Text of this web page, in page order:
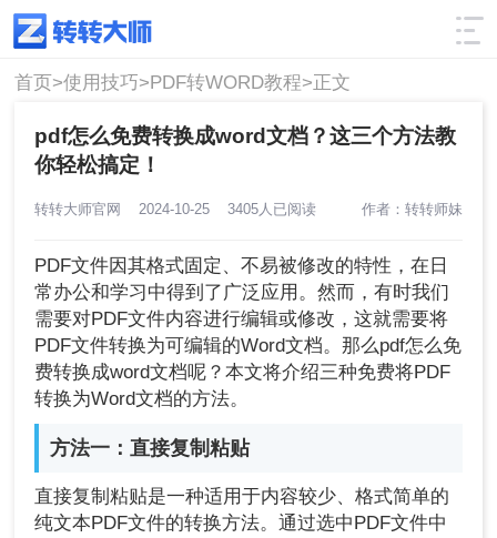
使用技巧 筛选
首页>使用技巧>PDF转WORD教程>正文
pdf怎么免费转换成word文档？这三个方法教
你轻松搞定！
转转大师官网 2024-10-25 3405人已阅读 作者：转转师妹
PDF文件因其格式固定、不易被修改的特性，在日
常办公和学习中得到了广泛应用。然而，有时我们
需要对PDF文件内容进行编辑或修改，这就需要将
PDF文件转换为可编辑的Word文档。那么pdf怎么免
费转换成word文档呢？本文将介绍三种免费将PDF
转换为Word文档的方法。
方法一：直接复制粘贴
直接复制粘贴是一种适用于内容较少、格式简单的
纯文本PDF文件的转换方法。通过选中PDF文件中